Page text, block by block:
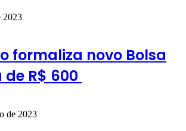
2023
formaliza novo Bolsa
R$ 600
de 2023